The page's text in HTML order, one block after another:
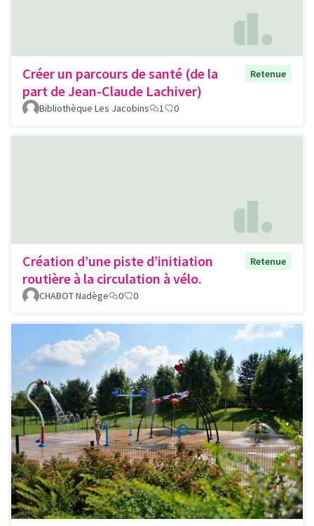
Créer un parcours de santé (de la
part de Jean-Claude Lachiver)
Retenue
Bibliothèque Les Jacobins 1 0
Création d’une piste d’initiation
routière à la circulation à vélo.
Retenue
CHABOT Nadège 0 0